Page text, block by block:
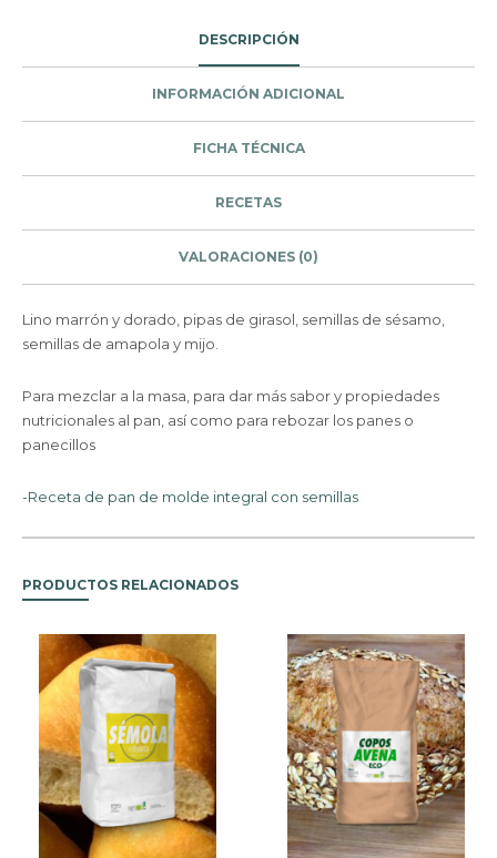
DESCRIPCIÓN
INFORMACIÓN ADICIONAL
FICHA TÉCNICA
RECETAS
VALORACIONES (0)
Lino marrón y dorado, pipas de girasol, semillas de sésamo,
semillas de amapola y mijo.
Para mezclar a la masa, para dar más sabor y propiedades
nutricionales al pan, así como para rebozar los panes o
panecillos
-Receta de pan de molde integral con semillas
PRODUCTOS RELACIONADOS